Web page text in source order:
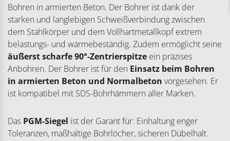
Bohren in armierten Beton. Der Bohrer ist dank der
starken und langlebigen Schweißverbindung zwischen
dem Stahlkörper und dem Vollhartmetallkopf extrem
belastungs- und wärmebeständig. Zudem ermöglicht seine
äußerst scharfe 90°-Zentrierspitze ein präzises
Anbohren. Der Bohrer ist für den Einsatz beim Bohren
in armierten Beton und Normalbeton vorgesehen. Er
ist kompatibel mit SDS-Bohrhämmern aller Marken.
Das PGM-Siegel ist der Garant für: Einhaltung enger
Toleranzen, maßhaltige Bohrlöcher, sicheren Dübelhalt.